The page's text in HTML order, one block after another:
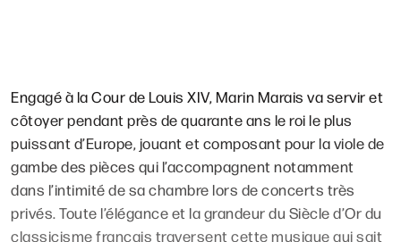
Engagé à la Cour de Louis XIV, Marin Marais va servir et
côtoyer pendant près de quarante ans le roi le plus
puissant d’Europe, jouant et composant pour la viole de
gambe des pièces qui l’accompagnent notamment
dans l’intimité de sa chambre lors de concerts très
privés. Toute l’élégance et la grandeur du Siècle d’Or du
classicisme français traversent cette musique qui sait